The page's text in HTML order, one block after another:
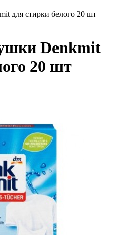
для стирки белого 20 шт
Denkmit
20 шт